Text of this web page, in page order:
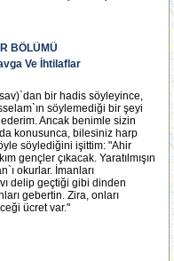
BÖLÜMÜ
Ve İhtilaflar
bir hadis söyleyince,
söylemediği bir şeyi
Ancak benimle sizin
konusunca, bilesiniz harp
söylediğini işittim: "Ahir
gençler çıkacak. Yaratılmışın
okurlar. İmanları
delip geçtiği gibi dinden
gebertin. Zira, onları
ücret var."